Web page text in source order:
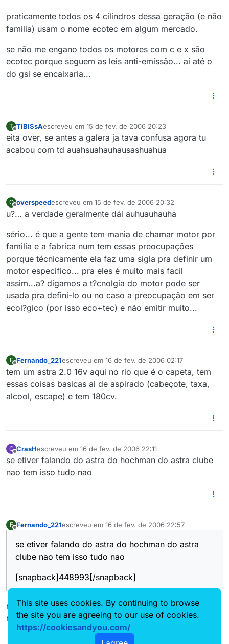
praticamente todos os 4 cilindros dessa geração (e não
familia) usam o nome ecotec em algum mercado.
se não me engano todos os motores com c e x são
ecotec porque seguem as leis anti-emissão... aí até o
do gsi se encaixaria...
T TiBiSsAescreveu em 15 de fev. de 2006 20:23
última edição por
eita over, se antes a galera ja tava confusa agora tu
acabou com td auahsuahauhausashuahua
O
Offline
overspeedescreveu em 15 de fev. de 2006 20:32
última edição por
u?… a verdade geralmente dái auhuauhauha
sério... é que a gente tem mania de chamar motor por
familia e a fabrica num tem essas preocupações
porque técnicamente ela faz uma sigla pra definir um
motor especifico... pra eles é muito mais facil
assim...a? digamos a t?cnolgia do motor pode ser
usada pra defini-lo ou no caso a preocupação em ser
ecol?gico (por isso eco+tec) e não emitir muito...
F Fernando_221escreveu em 16 de fev. de 2006 02:17
última edição por
tem um astra 2.0 16v aqui no rio que é o capeta, tem
essas coisas basicas ai de aspirado (cabeçote, taxa,
alcool, escape) e tem 180cv.
C
Offline
CrasHescreveu em 16 de fev. de 2006 22:11
última edição por
se etiver falando do astra do hochman do astra clube
nao tem isso tudo nao
F Fernando_221escreveu em 16 de fev. de 2006 22:57
última edição por
se etiver falando do astra do hochman do astra
clube nao tem isso tudo nao
[snapback]448993[/snapback]
nao eh esse nao, o que eu falei é do bass, ele trabalha
na multi, onde vende e instala unichip.
This site uses cookies. By continuing to browse
the site you are agreeing to our use of cookies.
https://cookiesandyou.com/